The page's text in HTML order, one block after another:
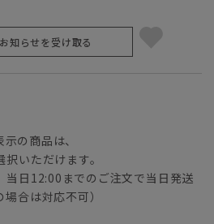
知らせを受け取る
示の商品は、
いただけます。
当日12:00までのご注文で当日発送
合は対応不可）